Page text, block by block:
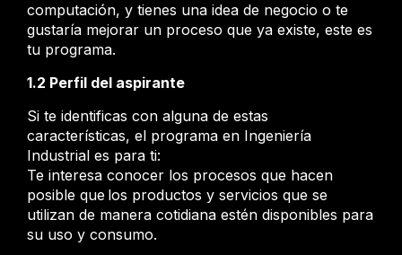
computación, y tienes una idea de negocio o te
gustaría mejorar un proceso que ya existe, este es
tu programa.
1.2 Perfil del aspirante
Si te identificas con alguna de estas
características, el programa en Ingeniería
Industrial es para ti:
Te interesa conocer los procesos que hacen
posible que los productos y servicios que se
utilizan de manera cotidiana estén disponibles para
su uso y consumo.​